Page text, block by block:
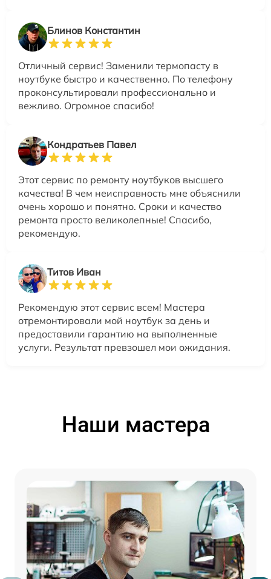
Блинов Константин
Отличный сервис! Заменили термопасту в
ноутбуке быстро и качественно. По телефону
проконсультировали профессионально и
вежливо. Огромное спасибо!
Кондратьев Павел
Этот сервис по ремонту ноутбуков высшего
качества! В чем неисправность мне объяснили
очень хорошо и понятно. Сроки и качество
ремонта просто великолепные! Спасибо,
рекомендую.
Титов Иван
Рекомендую этот сервис всем! Мастера
отремонтировали мой ноутбук за день и
предоставили гарантию на выполненные
услуги. Результат превзошел мои ожидания.
Наши мастера